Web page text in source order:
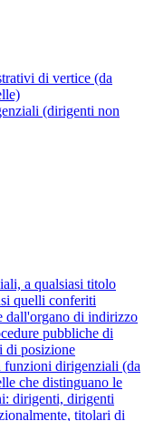
di vertice (da
(dirigenti non
a qualsiasi titolo
quelli conferiti
dall'organo di indirizzo
pubbliche di
di posizione
funzioni dirigenziali (da
che distinguano le
dirigenti, dirigenti
titolari di